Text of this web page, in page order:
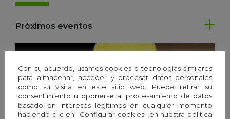
Próximos eventos
Con su acuerdo, usamos cookies o tecnologías similares
para almacenar, acceder y procesar datos personales
como su visita en este sitio web. Puede retirar su
consentimiento u oponerse al procesamiento de datos
basado en intereses legítimos en cualquier momento
haciendo clic en "Configurar cookies" en nuestra política